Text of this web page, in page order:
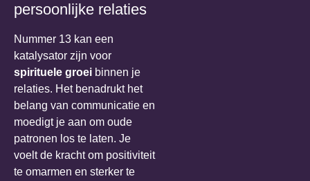
persoonlijke relaties
Nummer 13 kan een
katalysator zijn voor
spirituele groei binnen je
relaties. Het benadrukt het
belang van communicatie en
moedigt je aan om oude
patronen los te laten. Je
voelt de kracht om positiviteit
te omarmen en sterker te